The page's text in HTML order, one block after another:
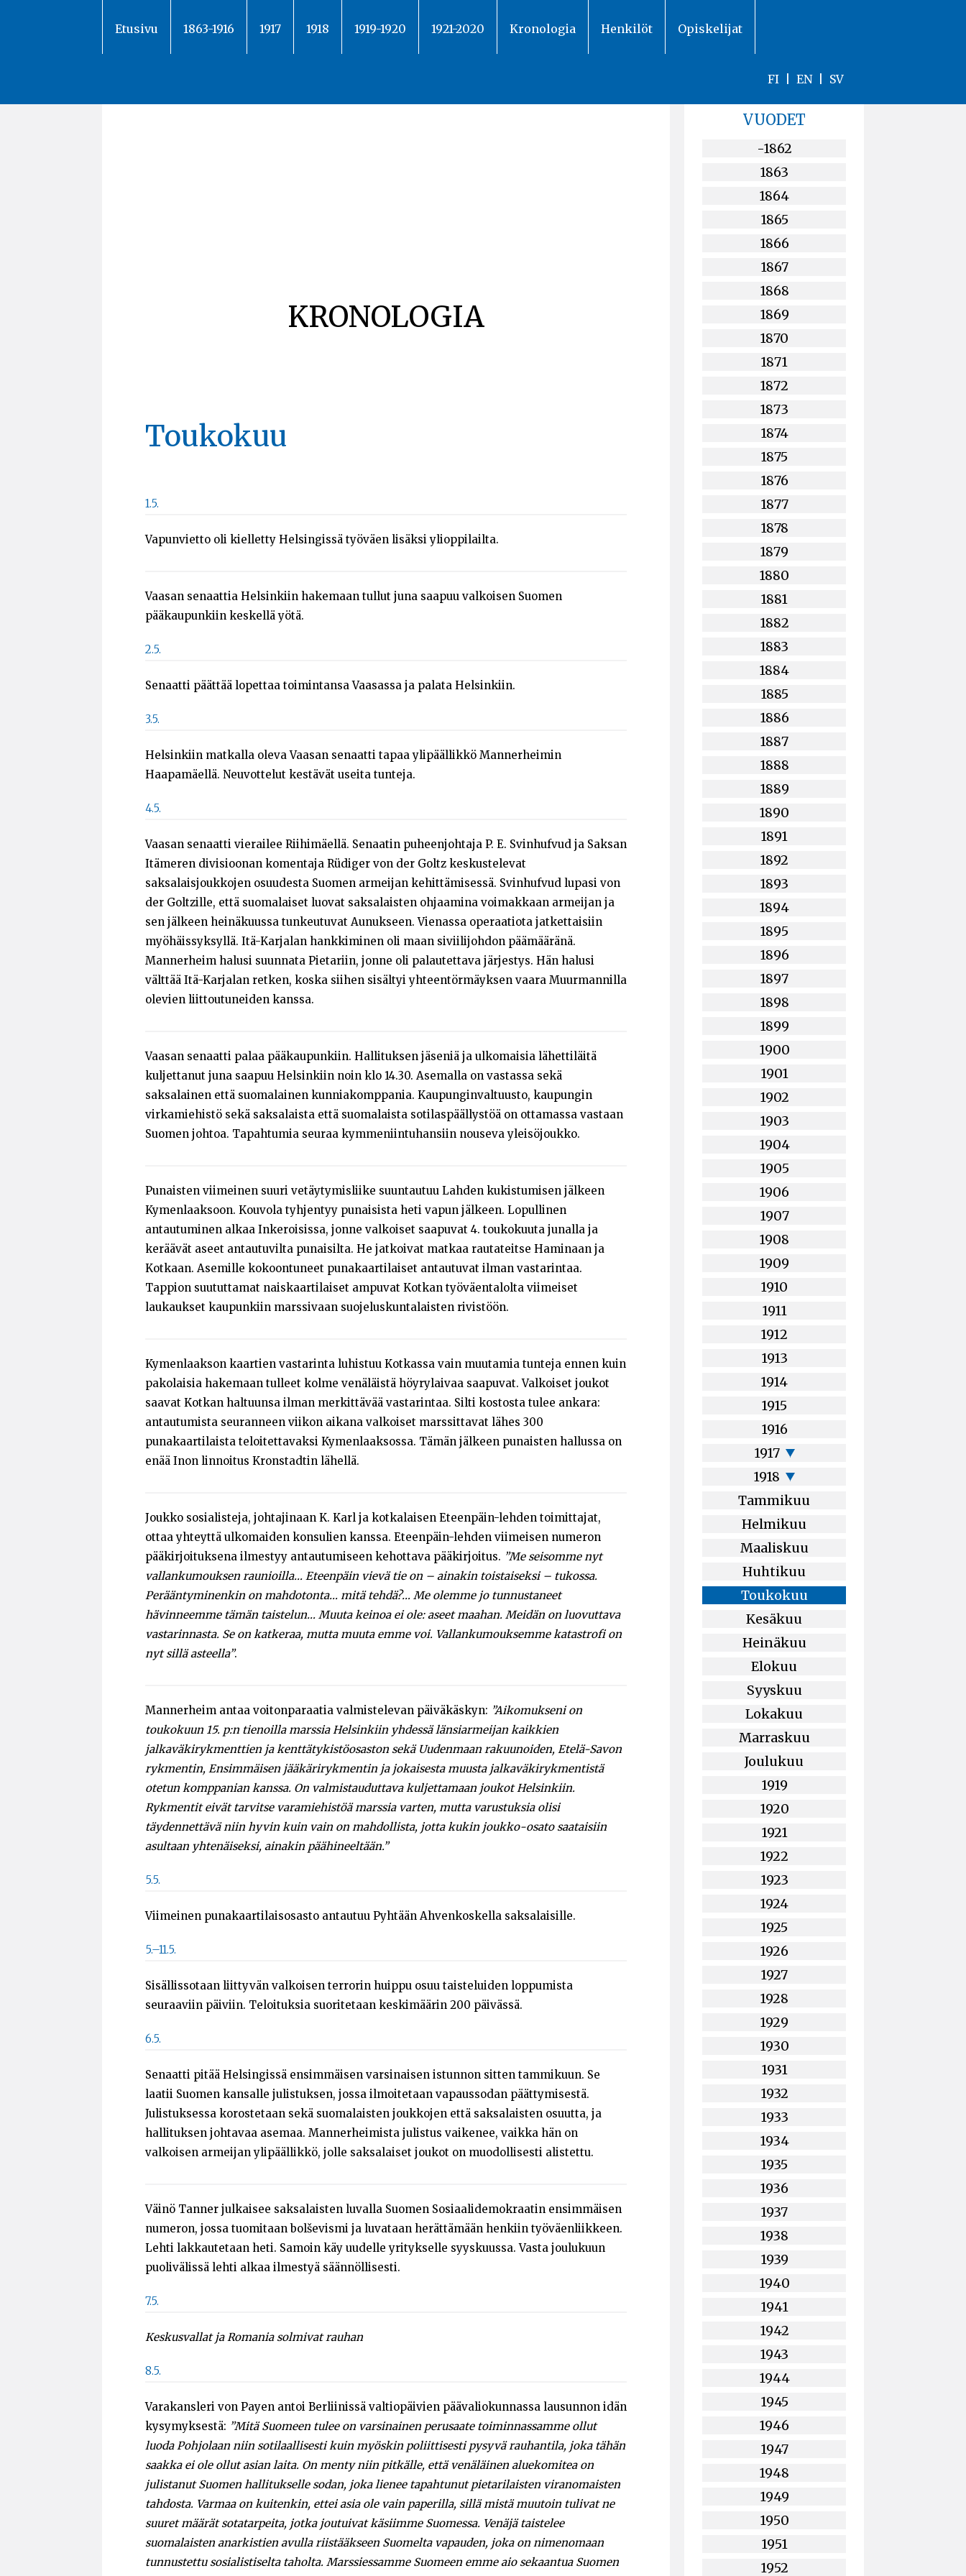
Etusivu 1863-1916 1917 1918 1919-1920 1921-2020 Kronologia Henkilöt Opiskelijat
FI EN| SV
KRONOLOGIA
Toukokuu
1.5.
Vapunvietto oli kielletty Helsingissä työväen lisäksi ylioppilailta.
Vaasan senaattia Helsinkiin hakemaan tullut juna saapuu valkoisen Suomen
pääkaupunkiin keskellä yötä.
2.5.
Senaatti päättää lopettaa toimintansa Vaasassa ja palata Helsinkiin.
3.5.
Helsinkiin matkalla oleva Vaasan senaatti tapaa ylipäällikkö Mannerheimin
Haapamäellä. Neuvottelut kestävät useita tunteja.
4.5.
Vaasan senaatti vierailee Riihimäellä. Senaatin puheenjohtaja P. E. Svinhufvud ja Saksan
Itämeren divisioonan komentaja Rüdiger von der Goltz keskustelevat
saksalaisjoukkojen osuudesta Suomen armeijan kehittämisessä. Svinhufvud lupasi von
der Goltzille, että suomalaiset luovat saksalaisten ohjaamina voimakkaan armeijan ja
sen jälkeen heinäkuussa tunkeutuvat Aunukseen. Vienassa operaatiota jatkettaisiin
myöhäissyksyllä. Itä-Karjalan hankkiminen oli maan siviilijohdon päämääränä.
Mannerheim halusi suunnata Pietariin, jonne oli palautettava järjestys. Hän halusi
välttää Itä-Karjalan retken, koska siihen sisältyi yhteentörmäyksen vaara Muurmannilla
olevien liittoutuneiden kanssa.
Vaasan senaatti palaa pääkaupunkiin. Hallituksen jäseniä ja ulkomaisia lähettiläitä
kuljettanut juna saapuu Helsinkiin noin klo 14.30. Asemalla on vastassa sekä
saksalainen että suomalainen kunniakomppania. Kaupunginvaltuusto, kaupungin
virkamiehistö sekä saksalaista että suomalaista sotilaspäällystöä on ottamassa vastaan
Suomen johtoa. Tapahtumia seuraa kymmeniintuhansiin nouseva yleisöjoukko.
Punaisten viimeinen suuri vetäytymisliike suuntautuu Lahden kukistumisen jälkeen
Kymenlaaksoon. Kouvola tyhjentyy punaisista heti vapun jälkeen. Lopullinen
antautuminen alkaa Inkeroisissa, jonne valkoiset saapuvat 4. toukokuuta junalla ja
keräävät aseet antautuvilta punaisilta. He jatkoivat matkaa rautateitse Haminaan ja
Kotkaan. Asemille kokoontuneet punakaartilaiset antautuvat ilman vastarintaa.
Tappion suututtamat naiskaartilaiset ampuvat Kotkan työväentalolta viimeiset
laukaukset kaupunkiin marssivaan suojeluskuntalaisten rivistöön.
Kymenlaakson kaartien vastarinta luhistuu Kotkassa vain muutamia tunteja ennen kuin
pakolaisia hakemaan tulleet kolme venäläistä höyrylaivaa saapuvat. Valkoiset joukot
saavat Kotkan haltuunsa ilman merkittävää vastarintaa. Silti kostosta tulee ankara:
antautumista seuranneen viikon aikana valkoiset marssittavat lähes 300
punakaartilaista teloitettavaksi Kymenlaaksossa. Tämän jälkeen punaisten hallussa on
enää Inon linnoitus Kronstadtin lähellä.
Joukko sosialisteja, johtajinaan K. Karl ja kotkalaisen Eteenpäin-lehden toimittajat,
ottaa yhteyttä ulkomaiden konsulien kanssa. Eteenpäin-lehden viimeisen numeron
pääkirjoituksena ilmestyy antautumiseen kehottava pääkirjoitus. ”Me seisomme nyt
vallankumouksen raunioilla… Eteenpäin vievä tie on – ainakin toistaiseksi – tukossa.
Perääntyminenkin on mahdotonta… mitä tehdä?… Me olemme jo tunnustaneet
hävinneemme tämän taistelun… Muuta keinoa ei ole: aseet maahan. Meidän on luovuttava
vastarinnasta. Se on katkeraa, mutta muuta emme voi. Vallankumouksemme katastrofi on
nyt sillä asteella”.
Mannerheim antaa voitonparaatia valmistelevan päiväkäskyn: ”Aikomukseni on
toukokuun 15. p:n tienoilla marssia Helsinkiin yhdessä länsiarmeijan kaikkien
jalkaväkirykmenttien ja kenttätykistöosaston sekä Uudenmaan rakuunoiden, Etelä-Savon
rykmentin, Ensimmäisen jääkärirykmentin ja jokaisesta muusta jalkaväkirykmentistä
otetun komppanian kanssa. On valmistauduttava kuljettamaan joukot Helsinkiin.
Rykmentit eivät tarvitse varamiehistöä marssia varten, mutta varustuksia olisi
täydennettävä niin hyvin kuin vain on mahdollista, jotta kukin joukko-osato saataisiin
asultaan yhtenäiseksi, ainakin päähineeltään.”
5.5.
Viimeinen punakaartilaisosasto antautuu Pyhtään Ahvenkoskella saksalaisille.
5.–11.5.
Sisällissotaan liittyvän valkoisen terrorin huippu osuu taisteluiden loppumista
seuraaviin päiviin. Teloituksia suoritetaan keskimäärin 200 päivässä.
6.5.
Senaatti pitää Helsingissä ensimmäisen varsinaisen istunnon sitten tammikuun. Se
laatii Suomen kansalle julistuksen, jossa ilmoitetaan vapaussodan päättymisestä.
Julistuksessa korostetaan sekä suomalaisten joukkojen että saksalaisten osuutta, ja
hallituksen johtavaa asemaa. Mannerheimista julistus vaikenee, vaikka hän on
valkoisen armeijan ylipäällikkö, jolle saksalaiset joukot on muodollisesti alistettu.
Väinö Tanner julkaisee saksalaisten luvalla Suomen Sosiaalidemokraatin ensimmäisen
numeron, jossa tuomitaan bolševismi ja luvataan herättämään henkiin työväenliikkeen.
Lehti lakkautetaan heti. Samoin käy uudelle yritykselle syyskuussa. Vasta joulukuun
puolivälissä lehti alkaa ilmestyä säännöllisesti.
7.5.
Keskusvallat ja Romania solmivat rauhan
8.5.
Varakansleri von Payen antoi Berliinissä valtiopäivien päävaliokunnassa lausunnon idän
kysymyksestä: ”Mitä Suomeen tulee on varsinainen perusaate toiminnassamme ollut
luoda Pohjolaan niin sotilaallisesti kuin myöskin poliittisesti pysyvä rauhantila, joka tähän
saakka ei ole ollut asian laita. On menty niin pitkälle, että venäläinen aluekomitea on
julistanut Suomen hallitukselle sodan, joka lienee tapahtunut pietarilaisten viranomaisten
tahdosta. Varmaa on kuitenkin, ettei asia ole vain paperilla, sillä mistä muutoin tulivat ne
suuret määrät sotatarpeita, jotka joutuivat käsiimme Suomessa. Venäjä taistelee
suomalaisten anarkistien avulla riistääkseen Suomelta vapauden, joka on nimenomaan
tunnustettu sosialistiselta taholta. Marssiessamme Suomeen emme aio sekaantua Suomen
VUODET
-1862
1863
1864
1865
1866
1867
1868
1869
1870
1871
1872
1873
1874
1875
1876
1877
1878
1879
1880
1881
1882
1883
1884
1885
1886
1887
1888
1889
1890
1891
1892
1893
1894
1895
1896
1897
1898
1899
1900
1901
1902
1903
1904
1905
1906
1907
1908
1909
1910
1911
1912
1913
1914
1915
1916
1917
1918
Tammikuu
Helmikuu
Maaliskuu
Huhtikuu
Toukokuu
Kesäkuu
Heinäkuu
Elokuu
Syyskuu
Lokakuu
Marraskuu
Joulukuu
1919
1920
1921
1922
1923
1924
1925
1926
1927
1928
1929
1930
1931
1932
1933
1934
1935
1936
1937
1938
1939
1940
1941
1942
1943
1944
1945
1946
1947
1948
1949
1950
1951
1952